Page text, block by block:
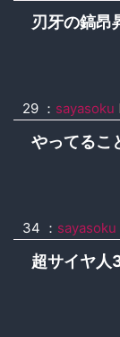
刃牙の鎬昂
29 ： sayasoku
やってるこ
34 ： sayasoku
超サイヤ人